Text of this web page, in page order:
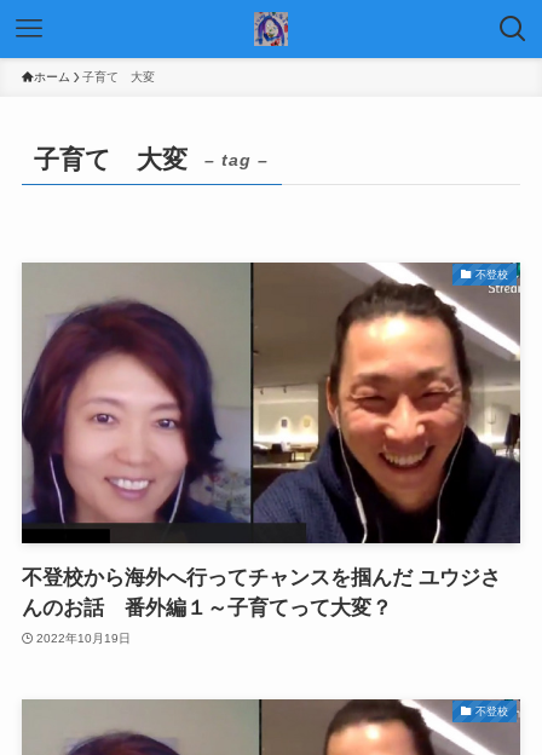
ホーム 子育て 大変
子育て 大変 – tag –
不登校
不登校から海外へ行ってチャンスを掴んだ ユウジさ
んのお話 番外編１～子育てって大変？
2022年10月19日
不登校